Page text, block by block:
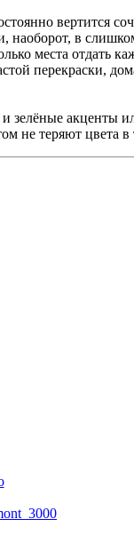
вертится
наоборот, в
места отдать
перекраски,
зелёные акценты
не теряют цвета в